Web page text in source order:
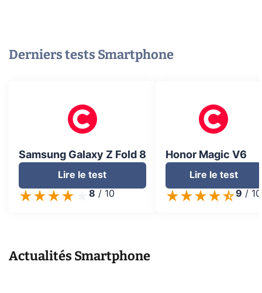
Derniers tests Smartphone
Samsung Galaxy Z Fold 8
Lire le test
8 / 10
Honor Magic V6
Lire le test
9 / 10
Actualités Smartphone